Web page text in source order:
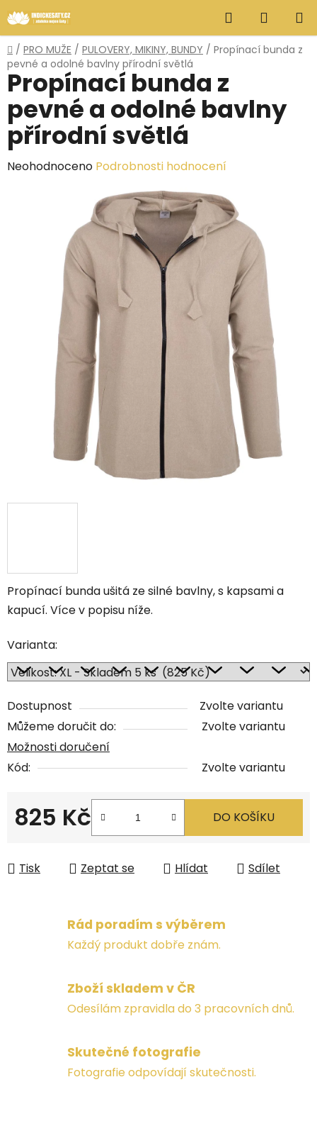
na
obsah
Hledat
KOŠÍK
Domů
/ PRO MUŽE / PULOVERY, MIKINY, BUNDY / Propínací bunda z
pevné a odolné bavlny přírodní světlá
Propínací bunda ušitá ze silné bavlny, s kapsami a
kapucí. Více v popisu níže.
Varianta:
Dostupnost
Zvolte variantu
Můžeme doručit do:
Zvolte variantu
Možnosti doručení
Kód:
Zvolte variantu
825 Kč DO KOŠÍKU
Tisk Zeptat se Hlídat Sdílet
Propínací bunda z
pevné a odolné bavlny
přírodní světlá
Průměrné
hvězdiček.
Neohodnoceno Podrobnosti hodnocení
Rád poradím s výběrem
Každý produkt dobře znám.
Zboží skladem v ČR
Odesílám zpravidla do 3 pracovních dnů.
Skutečné fotografie
Fotografie odpovídají skutečnosti.